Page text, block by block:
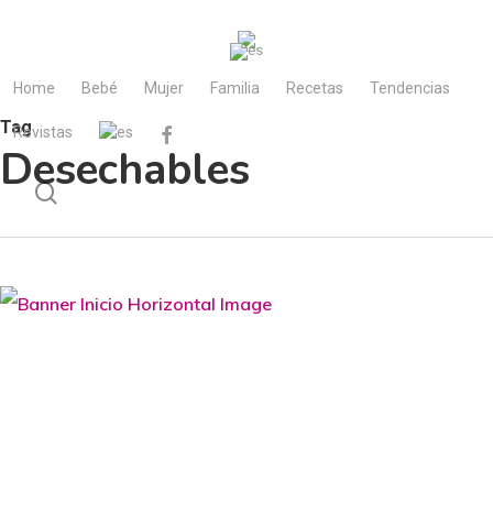
main
content
Home Bebé Mujer Familia Recetas Tendencias
Revistas facebook
search
Tag
Desechables